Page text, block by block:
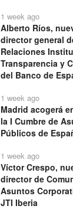
1 week ago
Alberto Ríos,
director general
Relaciones
Transparencia y
del Banco de
1 week ago
Madrid acogerá
la I Cumbre de
Públicos de
1 week ago
Víctor Crespo,
director de
Asuntos
JTI Iberia